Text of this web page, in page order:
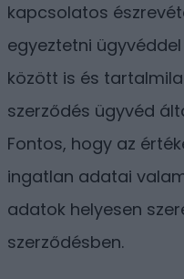
kapcsolatos
egyeztetni
között is és
szerződés ügyvéd
Fontos, hogy az
ingatlan adatai
adatok helyesen
szerződésben.